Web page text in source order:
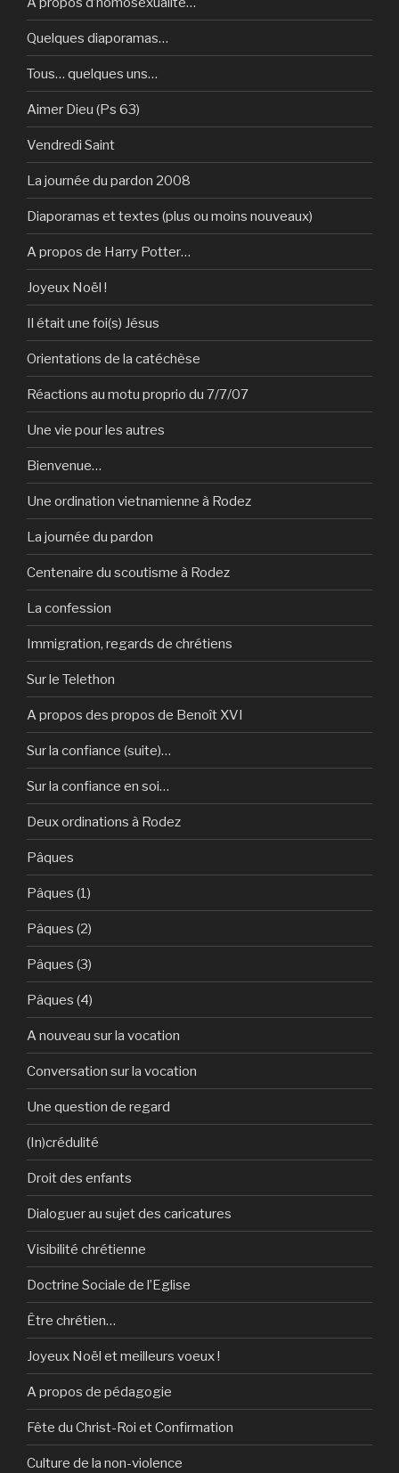
Quelques diaporamas…
Tous… quelques uns…
Aimer Dieu (Ps 63)
Vendredi Saint
La journée du pardon 2008
Diaporamas et textes (plus ou moins nouveaux)
A propos de Harry Potter…
Joyeux Noël !
Il était une foi(s) Jésus
Orientations de la catéchèse
Réactions au motu proprio du 7/7/07
Une vie pour les autres
Bienvenue…
Une ordination vietnamienne à Rodez
La journée du pardon
Centenaire du scoutisme à Rodez
La confession
Immigration, regards de chrétiens
Sur le Telethon
A propos des propos de Benoît XVI
Sur la confiance (suite)…
Sur la confiance en soi…
Deux ordinations à Rodez
Pâques
Pâques (1)
Pâques (2)
Pâques (3)
Pâques (4)
A nouveau sur la vocation
Conversation sur la vocation
Une question de regard
(In)crédulité
Droit des enfants
Dialoguer au sujet des caricatures
Visibilité chrétienne
Doctrine Sociale de l’Eglise
Être chrétien…
Joyeux Noël et meilleurs voeux !
A propos de pédagogie
Fête du Christ-Roi et Confirmation
Culture de la non-violence